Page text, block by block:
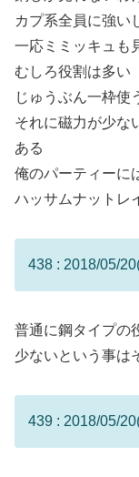
カプ系全員に強い
一応ミミッキュも
むしろ役割は多い
じゅうぶん一枠使
それに磁力が少な
ある
俺のパーティーに
ハッサムナットレ
438 : 2018/05/
普通に鋼タイプの
少ないという事は
439 : 2018/05/